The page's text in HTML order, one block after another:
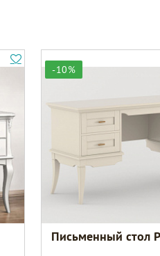
-10%
Письменный стол